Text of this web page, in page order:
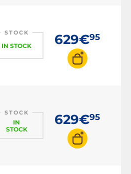
STOCK
IN STOCK 629€95
STOCK
IN
STOCK
629€95